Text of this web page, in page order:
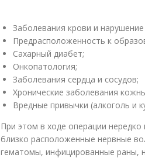
Заболевания крови и
Предрасположенность к
Сахарный диабет;
Онкопатология;
Заболевания сердца и сосудов;
Хронические заболевания
Вредные привычки (алкоголь и
При этом в ходе операции
близко расположенные нервные
гематомы, инфицированные раны,